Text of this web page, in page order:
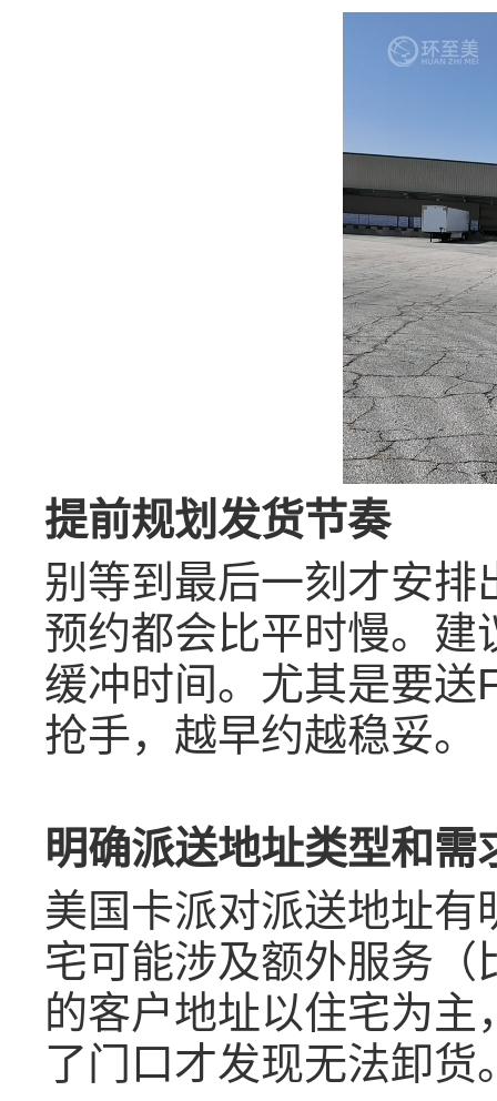
提前规划发货节奏
别等到最后一刻才安
预约都会比平时慢。
缓冲时间。尤其是要
抢手，越早约越稳妥。
明确派送地址类型和需
美国卡派对派送地址
宅可能涉及额外服务
的客户地址以住宅为
了门口才发现无法卸货